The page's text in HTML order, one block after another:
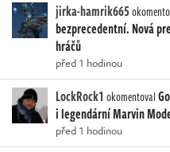
jirka-hamrik665
bezprecedentní. Nová
hráčů
před 1 hodinou
LockRock1 okomentoval
i legendární Marvin
před 1 hodinou